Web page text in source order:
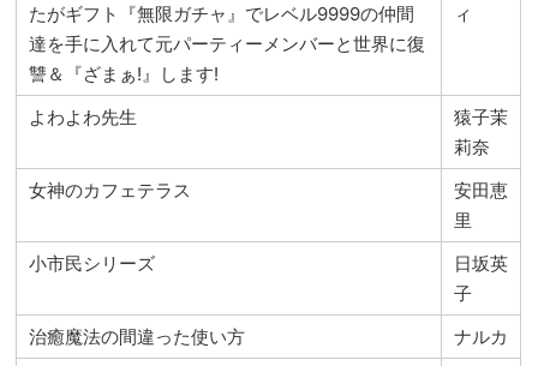
たがギフト『無限ガチャ』でレベル9999の仲間
達を手に入れて元パーティーメンバーと世界に復
讐＆『ざまぁ!』します!
ィ
よわよわ先生
猿子茉
莉奈
女神のカフェテラス
安田恵
里
小市民シリーズ
日坂英
子
治癒魔法の間違った使い方
ナルカ